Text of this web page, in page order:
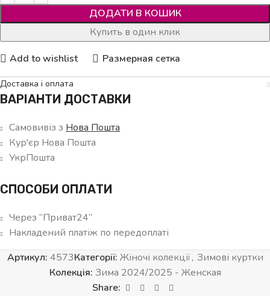
ДОДАТИ В КОШИК
Купить в один клик
Add to wishlist Размерная сетка
Доставка і оплата
ВАРІАНТИ ДОСТАВКИ
Самовивіз з Нова Пошта
Кур'єр Нова Пошта
УкрПошта
СПОСОБИ ОПЛАТИ
Через “Приват24”
Накладений платіж по передоплаті
Артикул: 4573Категорії: Жіночі колекції, Зимові куртки
Колекція: Зима 2024/2025 - Женская
Share: